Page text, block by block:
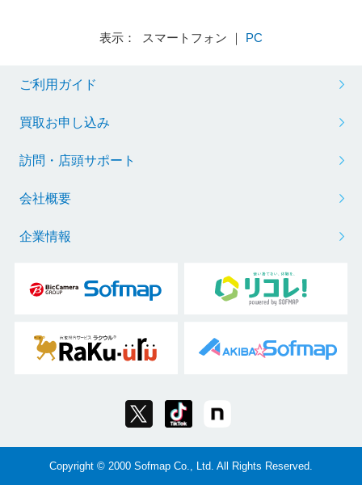
表示： スマートフォン ｜ PC
ご利用ガイド
買取お申し込み
訪問・店頭サポート
会社概要
企業情報
Copyright © 2000 Sofmap Co., Ltd. All Rights Reserved.